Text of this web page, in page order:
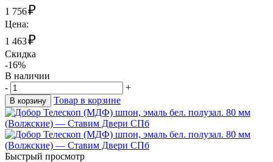
1 756₽
Цена:
1 463₽
Скидка
-16%
В наличии
-
+
В корзину Товар в корзине
Быстрый просмотр